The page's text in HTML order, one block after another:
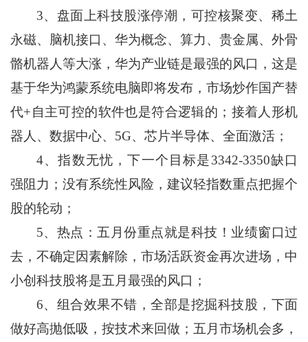
3、盘面上科技股涨停潮，可控核聚变、稀土
永磁、脑机接口、华为概念、算力、贵金属、外骨
骼机器人等大涨，华为产业链是最强的风口，这是
基于华为鸿蒙系统电脑即将发布，市场炒作国产替
代+自主可控的软件也是符合逻辑的；接着人形机
器人、数据中心、5G、芯片半导体、全面激活；
4、指数无忧，下一个目标是3342-3350缺口
强阻力；没有系统性风险，建议轻指数重点把握个
股的轮动；
5、热点：五月份重点就是科技！业绩窗口过
去，不确定因素解除，市场活跃资金再次进场，中
小创科技股将是五月最强的风口；
6、组合效果不错，全部是挖掘科技股，下面
做好高抛低吸，按技术来回做；五月市场机会多，